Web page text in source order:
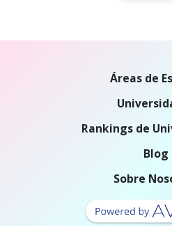
Áreas de
Rankings de
Blog
Sobre